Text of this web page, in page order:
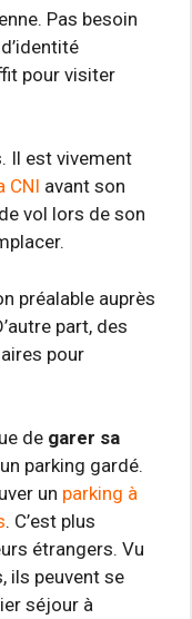
Pas besoin
pour visiter
Il est vivement
CNI avant son
vol lors de son
préalable auprès
part, des
pour
de garer sa
parking gardé.
un parking à
. C’est plus
étrangers. Vu
ils peuvent se
séjour à